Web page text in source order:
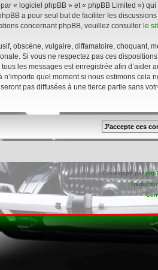
« logiciel phpBB » et « phpBB Limited »)
a pour seul but de faciliter les
concernant phpBB, veuillez consulter le
obscène, vulgaire, diffamatoire,
Si vous ne respectez pas ces
les messages est enregistrée afin
quel moment si nous estimons
pas diffusées à une tierce partie sans
Développé par